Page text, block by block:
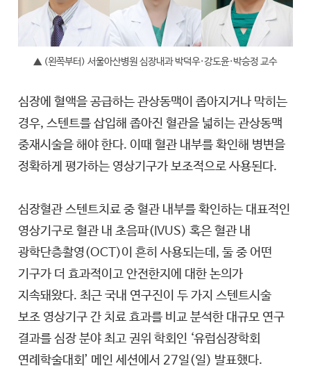
▲ (왼쪽부터) 서울아산병원 심장내과 박덕우·강도윤·박승정 교수
심장에 혈액을 공급하는 관상동맥이 좁아지거나 막히는
경우, 스텐트를 삽입해 좁아진 혈관을 넓히는 관상동맥
중재시술을 해야 한다. 이때 혈관 내부를 확인해 병변을
정확하게 평가하는 영상기구가 보조적으로 사용된다.
심장혈관 스텐트치료 중 혈관 내부를 확인하는 대표적인
영상기구로 혈관 내 초음파(IVUS) 혹은 혈관 내
광학단층촬영(OCT)이 흔히 사용되는데, 둘 중 어떤
기구가 더 효과적이고 안전한지에 대한 논의가
지속돼왔다. 최근 국내 연구진이 두 가지 스텐트시술
보조 영상기구 간 치료 효과를 비교 분석한 대규모 연구
결과를 심장 분야 최고 권위 학회인 ‘유럽심장학회
연례학술대회’ 메인 세션에서 27일(일) 발표했다.